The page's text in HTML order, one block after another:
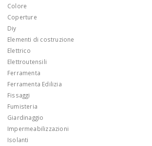
Colore
Coperture
Diy
Elementi di costruzione
Elettrico
Elettroutensili
Ferramenta
Ferramenta Edilizia
Fissaggi
Fumisteria
Giardinaggio
Impermeabilizzazioni
Isolanti